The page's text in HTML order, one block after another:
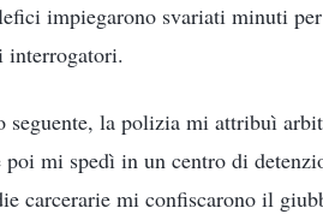
impiegarono svariati minuti
interrogatori.
la polizia mi attribuì
mi spedì in un centro di
carcerarie mi confiscarono il